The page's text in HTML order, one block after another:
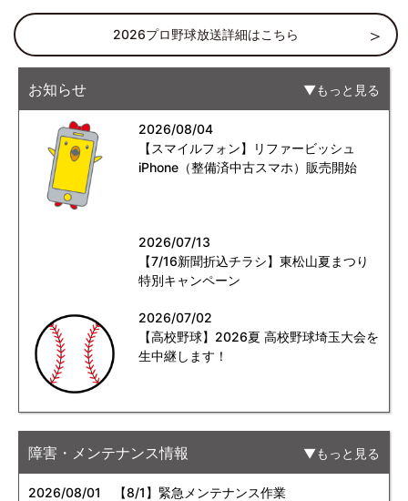
2026プロ野球放送詳細はこちら
お知らせ もっと見る
2026/08/04
【スマイルフォン】リファービッシュ
iPhone（整備済中古スマホ）販売開始
2026/07/13
【7/16新聞折込チラシ】東松山夏まつり
特別キャンペーン
2026/07/02
【高校野球】2026夏 高校野球埼玉大会を
生中継します！
障害・メンテナンス情報 もっと見る
2026/08/01 【8/1】緊急メンテナンス作業